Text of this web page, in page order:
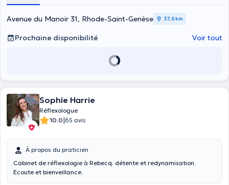
Avenue du Manoir 31, Rhode-Saint-Genèse 37,6 km
Prochaine disponibilité Voir tout
Sophie Harrie
Réflexologue
10.0|65 avis
À propos du praticien
Cabinet de réflexologie à Rebecq. détente et redynamisation.
Ecoute et bienveillance.